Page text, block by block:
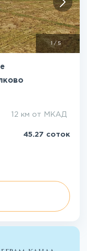
/5
12 км от МКАД
45.27 соток